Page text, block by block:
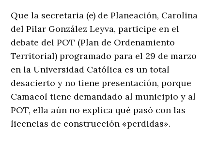
Que la secretaria (e) de Planeación, Carolina
del Pilar González Leyva, participe en el
debate del POT (Plan de Ordenamiento
Territorial) programado para el 29 de marzo
en la Universidad Católica es un total
desacierto y no tiene presentación, porque
Camacol tiene demandado al municipio y al
POT, ella aún no explica qué pasó con las
licencias de construcción «perdidas».